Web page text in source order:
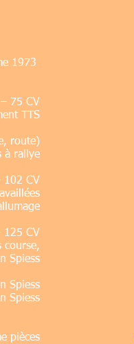
1973
75 CV
TTS
route)
à rallye
102 CV
125 CV
course,
Spiess
Spiess
Spiess
pièces